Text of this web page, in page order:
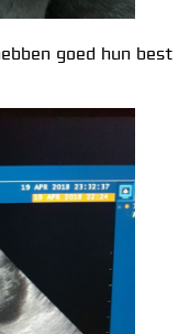
goed hun best